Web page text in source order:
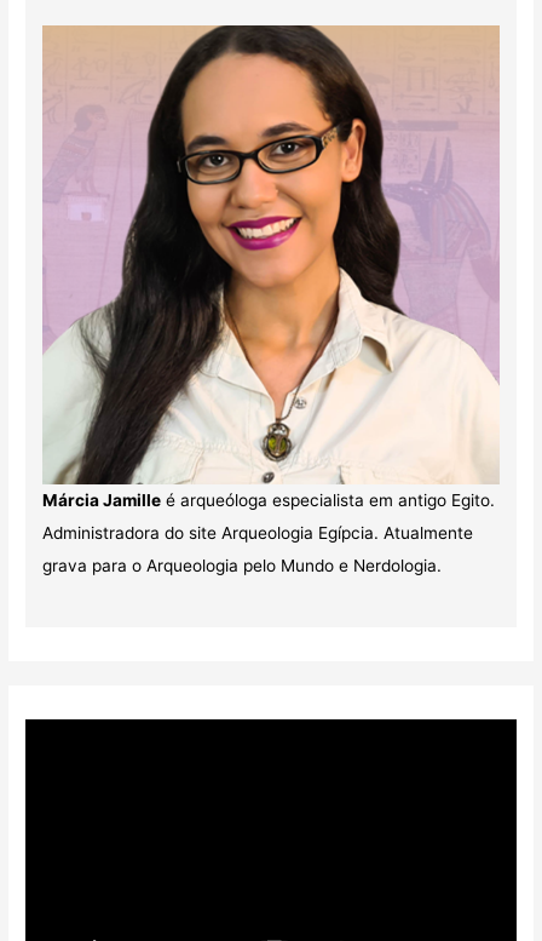
Márcia Jamilleé arqueóloga especialista em antigo Egito.
Administradora do site Arqueologia Egípcia. Atualmente
grava para o Arqueologia pelo Mundo e Nerdologia.